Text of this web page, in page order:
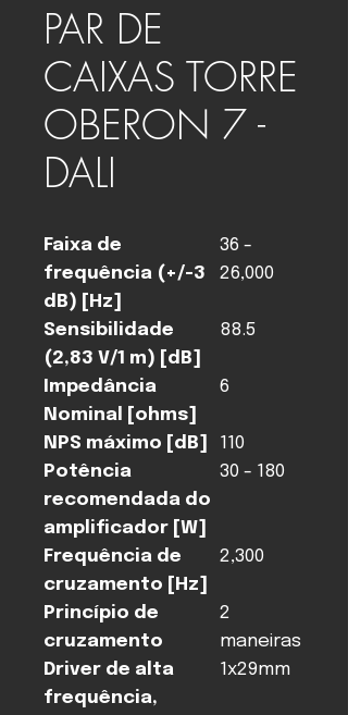
PAR DE
CAIXAS TORRE
OBERON 7 -
DALI
Faixa de
frequência (+/-3
dB) [Hz]
36 -
26,000
Sensibilidade
(2,83 V/1 m) [dB]
88.5
Impedância
Nominal [ohms]
6
NPS máximo [dB]
110
Potência
recomendada do
amplificador [W]
30 - 180
Frequência de
cruzamento [Hz]
2,300
Princípio de
cruzamento
2
maneiras
Driver de alta
frequência,
1x29mm